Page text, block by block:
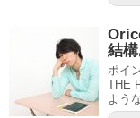
結
ポイ
THE
よう